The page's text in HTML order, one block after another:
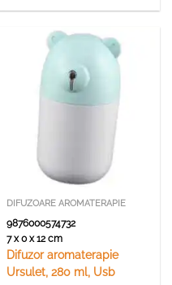
DIFUZOARE AROMATERAPIE
9876000574732
7 x 0 x 12 cm
Difuzor aromaterapie
Ursulet, 280 ml, Usb